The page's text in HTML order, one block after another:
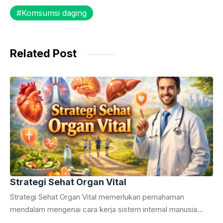
b
o
A
p
e
Komsumsi daging
Related Post
Strategi Sehat Organ Vital
Strategi Sehat Organ Vital memerlukan pemahaman
mendalam mengenai cara kerja sistem internal manusia